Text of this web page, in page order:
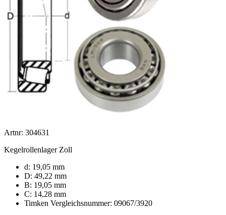
Artnr: 304631
Kegelrollenlager Zoll
d: 19,05 mm
D: 49,22 mm
B: 19,05 mm
C: 14,28 mm
Timken Vergleichsnummer: 09067/3920